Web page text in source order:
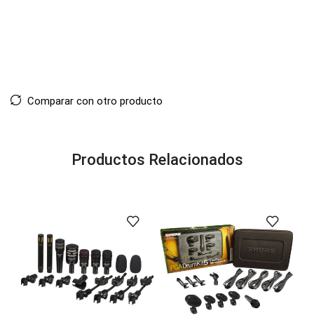
Comparar con otro producto
Productos Relacionados